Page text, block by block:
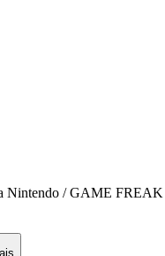
Nintendo / GAME